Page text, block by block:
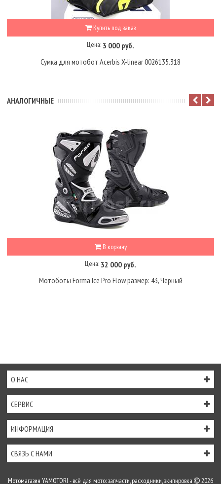
Купить под заказ
Цена: 3 000 руб.
Сумка для мотобот Acerbis X-linear 0026135.318
АНАЛОГИЧНЫЕ
В корзину
Цена: 32 000 руб.
Мотоботы Forma Ice Pro Flow размер: 43, Чёрный
О НАС
СЕРВИС
ИНФОРМАЦИЯ
СВЯЗЬ С НАМИ
Мотомагазин YAMOTORI - всё для мото: запчасти, расходники, экипировка 2026